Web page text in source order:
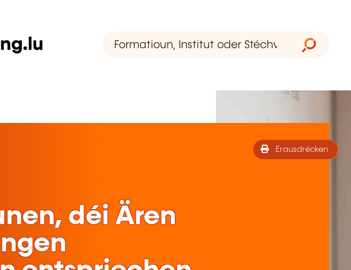
Erausdrécken
déi Ären